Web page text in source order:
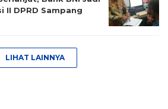
II DPRD Sampang
LIHAT LAINNYA